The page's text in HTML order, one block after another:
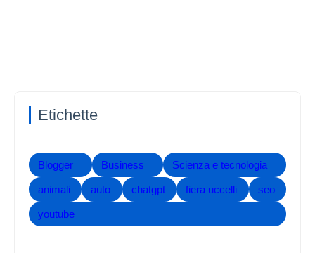
Etichette
Blogger Business Scienza e tecnologia
animali auto chatgpt fiera uccelli seo
youtube